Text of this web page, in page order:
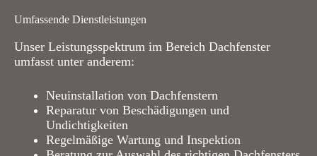
Umfassende Dienstleistungen
Unser Leistungsspektrum im Bereich Dachfenster
umfasst unter anderem:
Neuinstallation von Dachfenstern
Reparatur von Beschädigungen und
Undichtigkeiten
Regelmäßige Wartung und Inspektion